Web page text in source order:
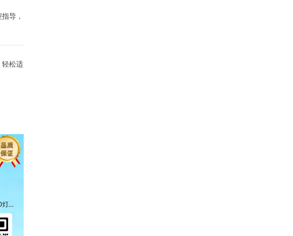
导，
轻松适